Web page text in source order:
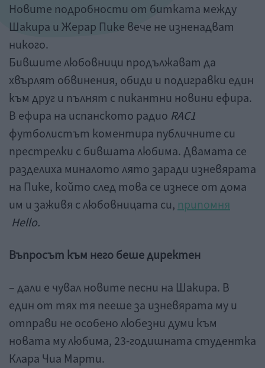
Новите подробности от битката между
Шакира и Жерар Пике вече не изненадват
никого.
Бившите любовници продължават да
хвърлят обвинения, обиди и подигравки един
към друг и пълнят с пикантни новини ефира.
В ефира на испанското радио RAC1
футболистът коментира публичните си
престрелки с бившата любима. Двамата се
разделиха миналото лято заради изневярата
на Пике, който след това се изнесе от дома
им и заживя с любовницата си, припомня
Hello.
Въпросът към него беше директен
– дали е чувал новите песни на Шакира. В
един от тях тя пееше за изневярата му и
отправи не особено любезни думи към
новата му любима, 23-годишната студентка
Клара Чиа Марти.